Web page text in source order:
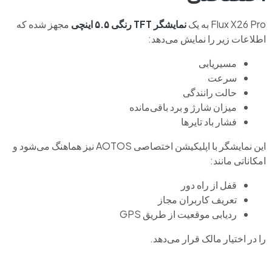
Flux X26 Pro به یک نمایشگر TFT رنگی ۵.۵ اینچی
مجهز شده که
اطلاعات زیر را نمایش می‌دهد:
مسیریابی
سرعت
حالت رانندگی
میزان شارژ و برد باقی‌مانده
فشار باد تایرها
این نمایشگر با اپلیکیشن اختصاصی AOTOS نیز هماهنگ می‌شود و
امکاناتی مانند:
قفل از راه دور
تعریف کاربران مجاز
ردیابی موقعیت از طریق GPS
را در اختیار مالک قرار می‌دهد.